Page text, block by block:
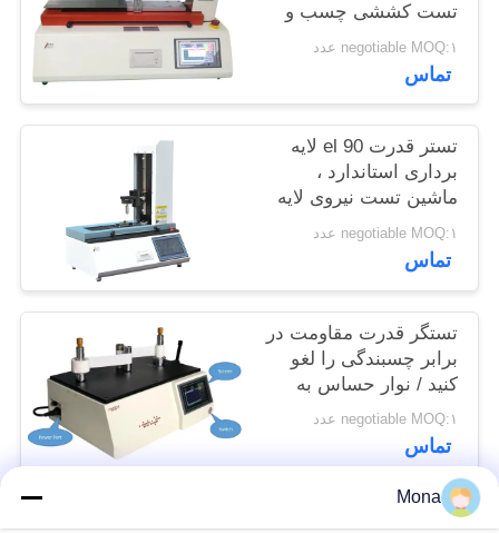
نقشه
سایت
PRIVACY
POLICY
تست کششی چسب و
فیلم افقی
negotiable MOQ:۱ عدد
تماس
تستر قدرت 90 el لایه
برداری استاندارد ،
ماشین تست نیروی لایه
برداری
negotiable MOQ:۱ عدد
تماس
تستگر قدرت مقاومت در
برابر چسبندگی را لغو
کنید / نوار حساس به
فشار بالا با فشار بالا
تستر نیرو Unwind
negotiable MOQ:۱ عدد
تماس
Mona